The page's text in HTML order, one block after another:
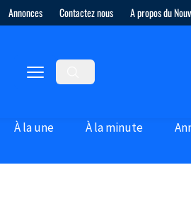
Annonces Contactez nous A propos du
À la une À la minute